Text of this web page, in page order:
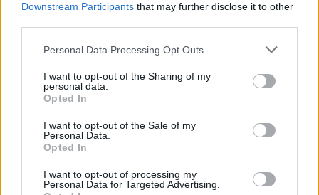
Downstream Participants that may further disclose it to other
Personal Data Processing Opt Outs
I want to opt-out of the Sharing of my
personal data.
Opted In
I want to opt-out of the Sale of my
Personal Data.
Opted In
I want to opt-out of processing my
Personal Data for Targeted Advertising.
Rio de Janeiro: Governo do Estado propõe parceria com a
FUNCEX para “reforçar inteligência sobre comércio
Esposende acolhe festival de kitesurf
COMENTÁRIOS RECENTES
ÚLTIMAS DESTAQUE VIDEOS